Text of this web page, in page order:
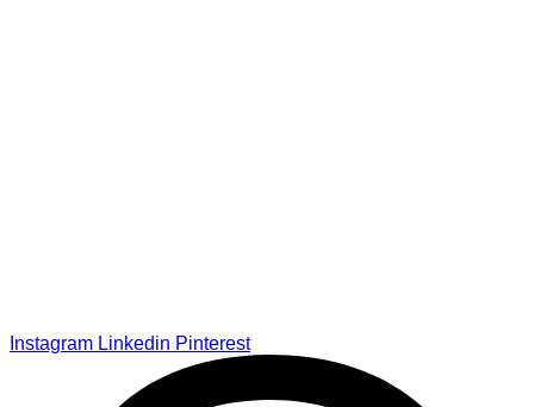
Instagram Linkedin Pinterest